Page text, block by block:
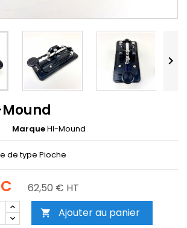

MarqueHI-Mound
de type Pioche
62,50 € HT
 Ajouter au panier